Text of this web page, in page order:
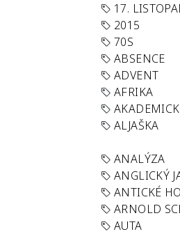
17.
2015
70S
ABSENCE
ADVENT
AFRIKA
ALJAŠKA
ANALÝZA
ANGLICKÝ
ANTICKÉ
ARNOLD
AUTA